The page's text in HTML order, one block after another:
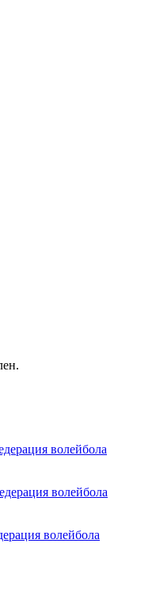
волейбола
волейбола
волейбола